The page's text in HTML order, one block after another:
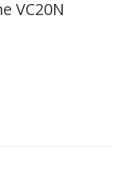
VC20N